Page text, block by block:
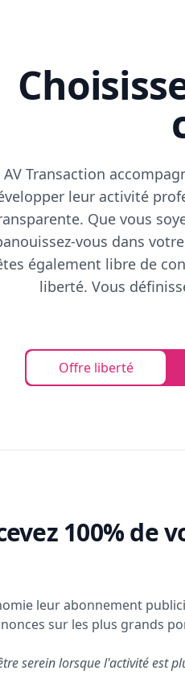
AV Transaction
leur activité
Que vous
vous dans
également libre de
liberté. Vous
Offre liberté
100% de
leur abonnement
sur les plus grands
serein lorsque l'activité est